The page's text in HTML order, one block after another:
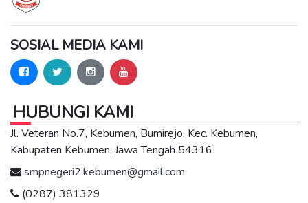
SOSIAL MEDIA KAMI
HUBUNGI KAMI
Jl. Veteran No.7, Kebumen, Bumirejo, Kec. Kebumen,
Kabupaten Kebumen, Jawa Tengah 54316
smpnegeri2.kebumen@gmail.com
(0287) 381329